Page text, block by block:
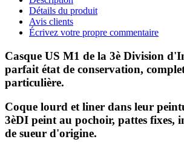
Détails du produit
Avis clients
Écrivez votre propre commentaire
Casque US M1 de la 3è Division
parfait état de conservation,
particulière.
Coque lourd et liner dans leur
3èDI peint au pochoir, pattes fixes,
de sueur d'origine.